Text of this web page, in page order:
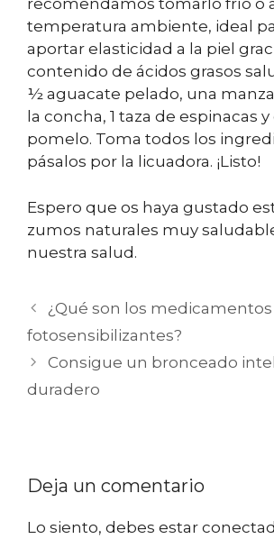
recomendamos tomarlo frío o
temperatura ambiente, ideal
aportar elasticidad a la piel
contenido de ácidos grasos
½ aguacate pelado, una
la concha, 1 taza de espinacas y
pomelo. Toma todos los
pásalos por la licuadora. ¡Listo!
Espero que os haya gustado
zumos naturales muy
nuestra salud.
¿Qué son los medicamentos
fotosensibilizantes?
Consigue un bronceado
duradero
Deja un comentario
Lo siento, debes estar